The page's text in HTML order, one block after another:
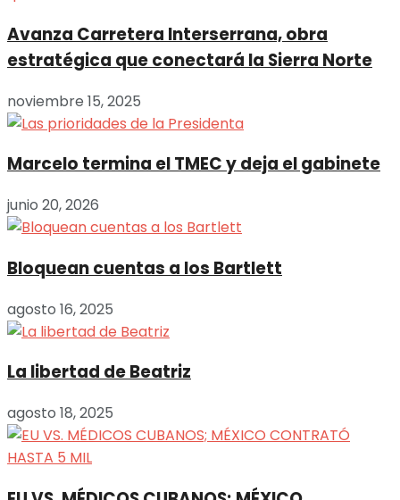
Avanza Carretera Interserrana, obra
estratégica que conectará la Sierra Norte
noviembre 15, 2025
Marcelo termina el TMEC y deja el gabinete
junio 20, 2026
Bloquean cuentas a los Bartlett
agosto 16, 2025
La libertad de Beatriz
agosto 18, 2025